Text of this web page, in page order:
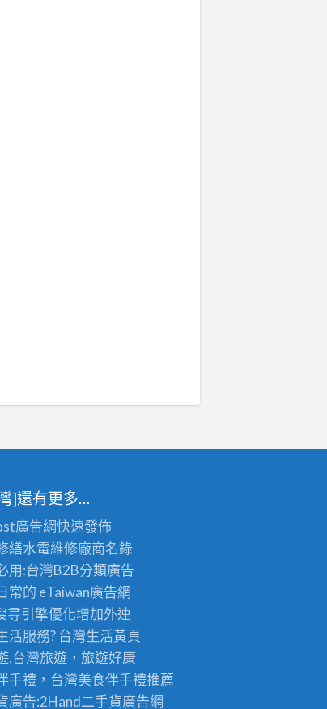
]還有更多…
廣告網快速發佈
繕水電維修廠商名錄
用:台灣B2B分類廣告
常的 eTaiwan廣告網
尋引擎優化增加外連
活服務? 台灣生活黃頁
,台灣旅遊 ，旅遊好康
手禮，台灣美食伴手禮推薦
廣告:2Hand二手貨廣告網